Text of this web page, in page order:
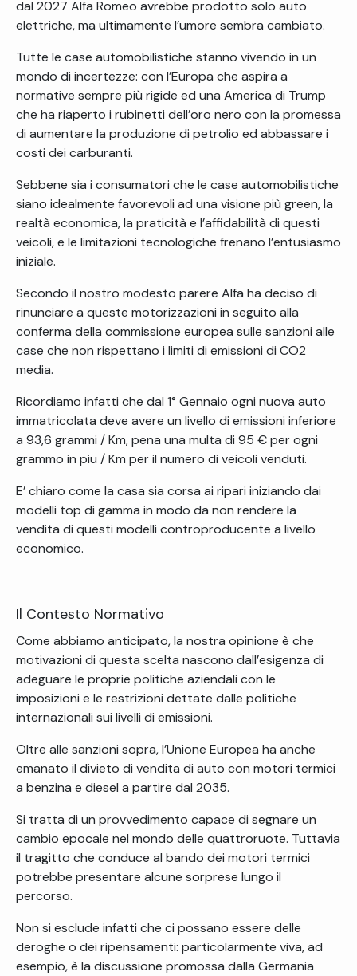
dal 2027 Alfa Romeo avrebbe prodotto solo auto
elettriche, ma ultimamente l’umore sembra cambiato.
Tutte le case automobilistiche stanno vivendo in un
mondo di incertezze: con l’Europa che aspira a
normative sempre più rigide ed una America di Trump
che ha riaperto i rubinetti dell’oro nero con la promessa
di aumentare la produzione di petrolio ed abbassare i
costi dei carburanti.
Sebbene sia i consumatori che le case automobilistiche
siano idealmente favorevoli ad una visione più green, la
realtà economica, la praticità e l’affidabilità di questi
veicoli, e le limitazioni tecnologiche frenano l’entusiasmo
iniziale.
Secondo il nostro modesto parere Alfa ha deciso di
rinunciare a queste motorizzazioni in seguito alla
conferma della commissione europea sulle sanzioni alle
case che non rispettano i limiti di emissioni di CO2
media.
Ricordiamo infatti che dal 1° Gennaio ogni nuova auto
immatricolata deve avere un livello di emissioni inferiore
a 93,6 grammi / Km, pena una multa di 95 € per ogni
grammo in piu / Km per il numero di veicoli venduti.
E’ chiaro come la casa sia corsa ai ripari iniziando dai
modelli top di gamma in modo da non rendere la
vendita di questi modelli controproducente a livello
economico.
Il Contesto Normativo
Come abbiamo anticipato, la nostra opinione è che
motivazioni di questa scelta nascono dall’esigenza di
adeguare le proprie politiche aziendali con le
imposizioni e le restrizioni dettate dalle politiche
internazionali sui livelli di emissioni.
Oltre alle sanzioni sopra, l’Unione Europea ha anche
emanato il divieto di vendita di auto con motori termici
a benzina e diesel a partire dal 2035.
Si tratta di un provvedimento capace di segnare un
cambio epocale nel mondo delle quattroruote. Tuttavia
il tragitto che conduce al bando dei motori termici
potrebbe presentare alcune sorprese lungo il
percorso.
Non si esclude infatti che ci possano essere delle
deroghe o dei ripensamenti: particolarmente viva, ad
esempio, è la discussione promossa dalla Germania